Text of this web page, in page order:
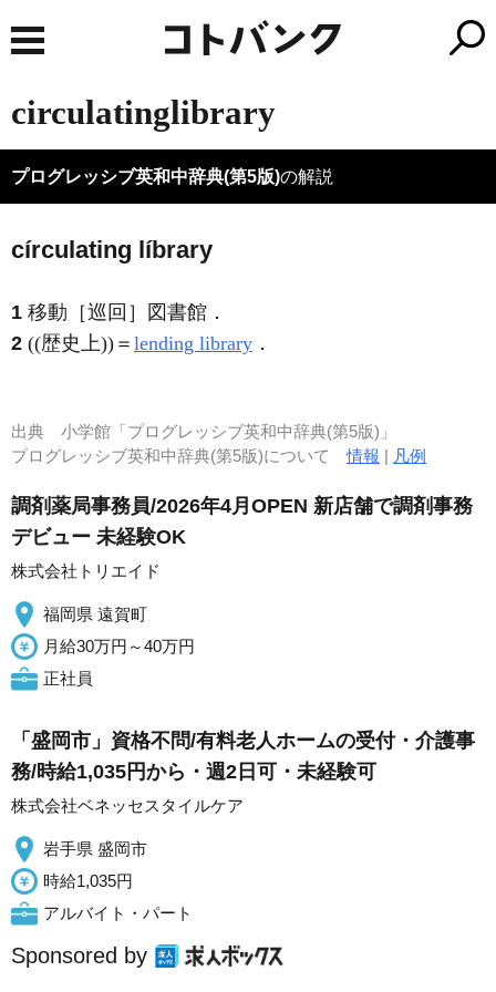
circulatinglibrary
プログレッシブ英和中辞典(第5版)の解説
círculating líbrary
1 移動［巡回］図書館 ．
2 ((歴史上))＝ lending library ．
出典 小学館「プログレッシブ英和中辞典(第5版)」
プログレッシブ英和中辞典(第5版)について情報 | 凡例
調剤薬局事務員/2026年4月OPEN 新店舗で調剤事務
デビュー 未経験OK
株式会社トリエイド
福岡県 遠賀町
月給30万円～40万円
正社員
「盛岡市」資格不問/有料老人ホームの受付・介護事
務/時給1,035円から・週2日可・未経験可
株式会社ベネッセスタイルケア
岩手県 盛岡市
時給1,035円
アルバイト・パート
Sponsored by